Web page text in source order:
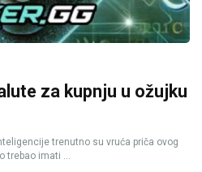
za kupnju u ožujku
trenutno su vruća priča ovog
trebao imati ...